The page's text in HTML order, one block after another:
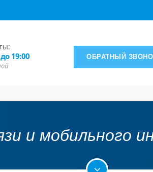
19:00 ОБРАТНЫЙ
и мобильного